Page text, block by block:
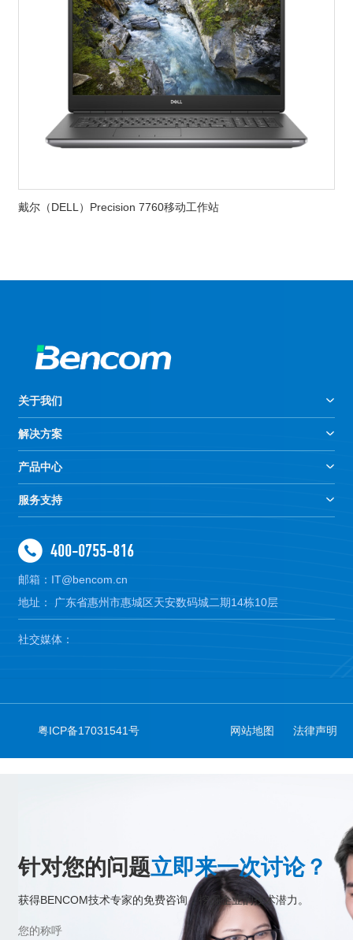
戴尔（DELL）Precision 7760移动工作站
关于我们
解决方案
产品中心
服务支持
400-0755-816
邮箱：IT@bencom.cn
地址： 广东省惠州市惠城区天安数码城二期14栋10层
社交媒体：
粤ICP备17031541号 网站地图 法律声明
针对您的问题立即来一次讨论？
获得BENCOM技术专家的免费咨询，挖掘企业的技术潜力。